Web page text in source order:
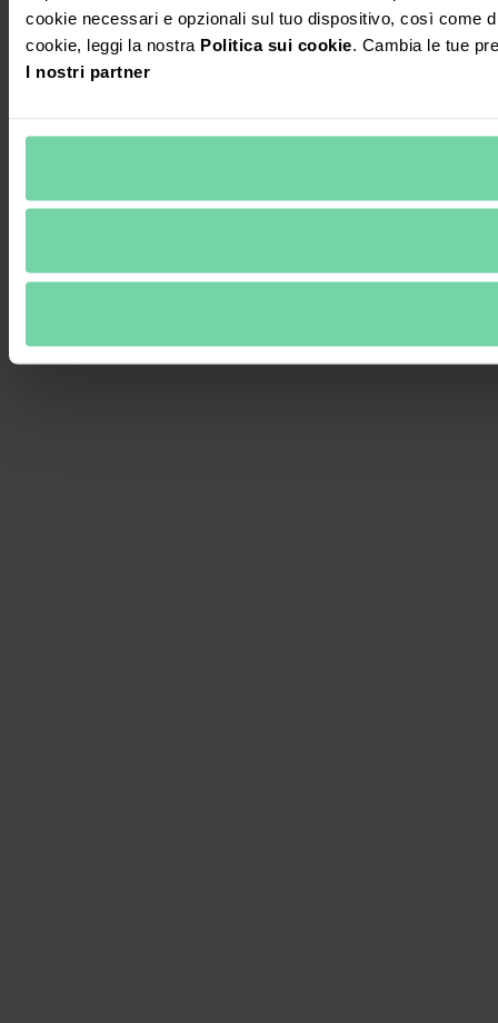
cookie necessari e opzionali sul tuo dispositivo, così come
cookie, leggi la nostra Politica sui cookie . Cambia le tue
I nostri partner